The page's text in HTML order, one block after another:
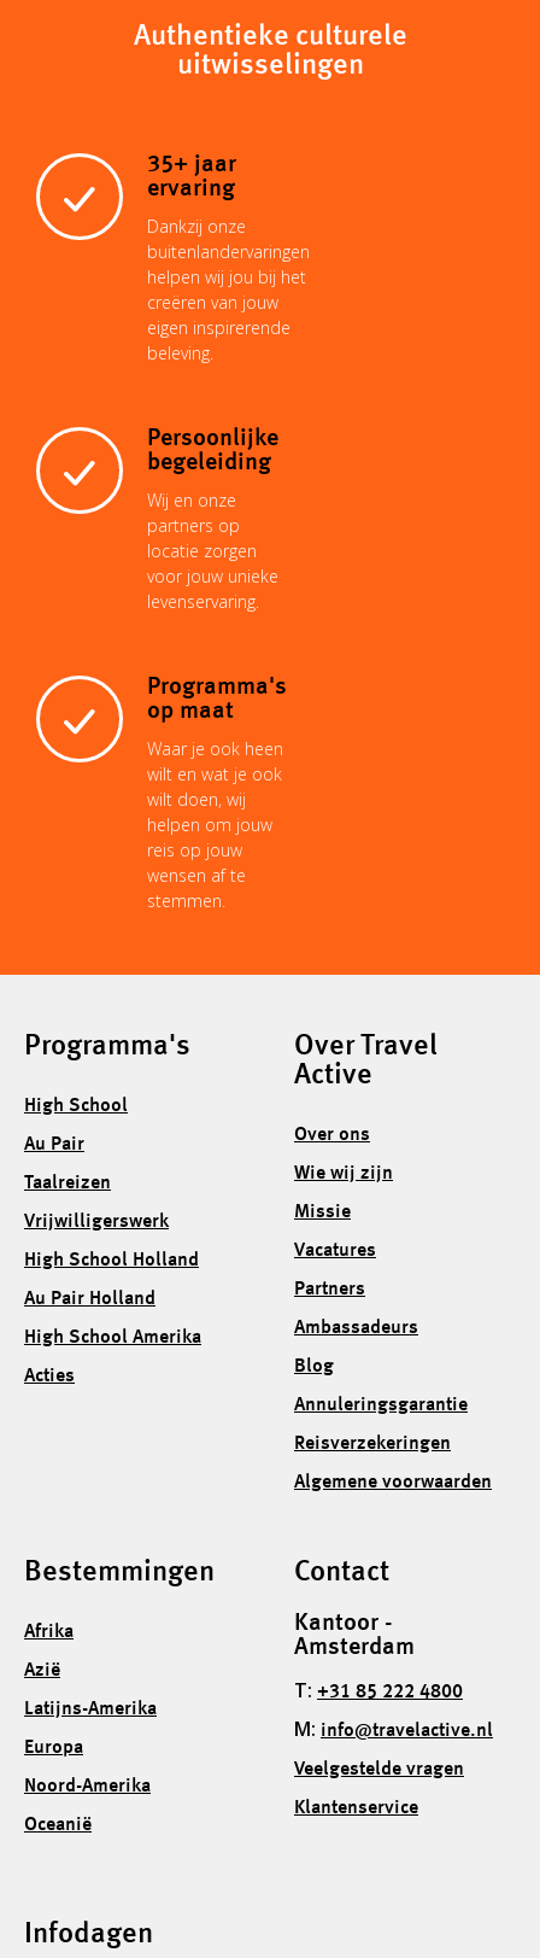
Authentieke culturele
uitwisselingen
35+ jaar
ervaring
Dankzij onze
buitenlandervaringen
helpen wij jou bij het
creëren van jouw
eigen inspirerende
beleving.
Persoonlijke
begeleiding
Wij en onze
partners op
locatie zorgen
voor jouw unieke
levenservaring.
Programma's
op maat
Waar je ook heen
wilt en wat je ook
wilt doen, wij
helpen om jouw
reis op jouw
wensen af te
stemmen.
Programma's
High School
Au Pair
Taalreizen
Vrijwilligerswerk
High School Holland
Au Pair Holland
High School Amerika
Acties
Over Travel
Active
Over ons
Wie wij zijn
Missie
Vacatures
Partners
Ambassadeurs
Blog
Annuleringsgarantie
Reisverzekeringen
Algemene voorwaarden
Bestemmingen
Afrika
Azië
Latijns-Amerika
Europa
Noord-Amerika
Oceanië
Contact
Kantoor -
Amsterdam
T: +31 85 222 4800
M: info@travelactive.nl
Veelgestelde vragen
Klantenservice
Infodagen